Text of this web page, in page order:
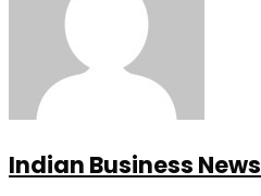
Indian Business News